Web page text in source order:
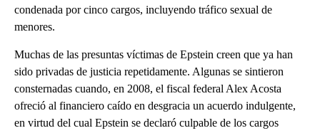
condenada por cinco cargos, incluyendo tráfico sexual de
menores.
Muchas de las presuntas víctimas de Epstein creen que ya han
sido privadas de justicia repetidamente. Algunas se sintieron
consternadas cuando, en 2008, el fiscal federal Alex Acosta
ofreció al financiero caído en desgracia un acuerdo indulgente,
en virtud del cual Epstein se declaró culpable de los cargos